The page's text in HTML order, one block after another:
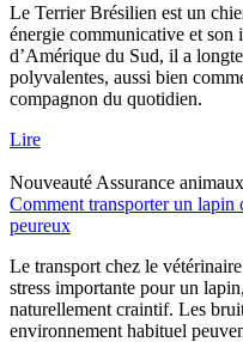
Le Terrier Brésilien est un
énergie communicative et
d’Amérique du Sud, il a
polyvalentes, aussi bien
compagnon du quotidien.
Lire
Nouveauté Assurance animaux
Comment transporter un lapin
peureux
Le transport chez le
stress importante pour un
naturellement craintif. Les
environnement habituel